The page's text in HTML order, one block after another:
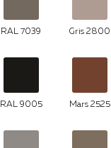
RAL 7039 Gris 2800
RAL 9005 Mars 2525